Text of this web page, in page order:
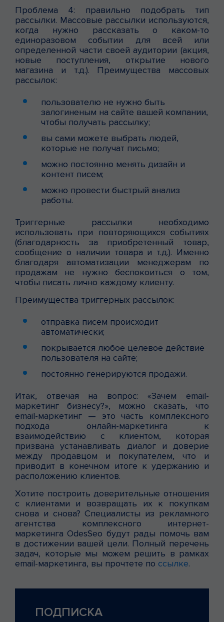
Проблема 4: правильно подобрать тип
рассылки. Массовые рассылки используются,
когда нужно рассказать о каком-то
единоразовом событии для всей или
определенной части своей аудитории (акция,
новые поступления, открытие нового
магазина и т.д.). Преимущества массовых
рассылок:
пользователю не нужно быть
залогиненым на сайте вашей компании,
чтобы получать рассылку;
вы сами можете выбрать людей,
которые не получат письмо;
можно постоянно менять дизайн и
контент писем;
можно провести быстрый анализ
работы.
Триггерные рассылки необходимо
использовать при повторяющихся событиях
(благодарность за приобретенный товар,
сообщение о наличии товара и т.д.). Именно
благодаря автоматизации менеджерам по
продажам не нужно беспокоиться о том,
чтобы писать лично каждому клиенту.
Преимущества триггерных рассылок:
отправка писем происходит
автоматически;
покрывается любое целевое действие
пользователя на сайте;
постоянно генерируются продажи.
Итак, отвечая на вопрос: «Зачем email-
маркетинг бизнесу?», можно сказать, что
email-маркетинг — это часть комплексного
подхода онлайн-маркетинга к
взаимодействию с клиентом, которая
призвана устанавливать диалог и доверие
между продавцом и покупателем, что и
приводит в конечном итоге к удержанию и
расположению клиентов.
Хотите построить доверительные отношения
с клиентами и возвращать их к покупкам
снова и снова? Специалисты из рекламного
агентства комплексного интернет-
маркетинга OdesSeo будут рады помочь вам
в достижении вашей цели. Полный перечень
задач, которые мы можем решить в рамках
email-маркетинга, вы прочтете по ссылке.
ПОДПИСКА